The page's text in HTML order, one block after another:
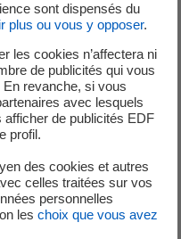
c’est-à-dire isolée du
au diagnostic et
défaut.
des installations, ni sur
radioprotection a été
5 sont actuellement
sont dispensés du
plus ou vous y opposer.
les cookies n’affectera ni
de publicités qui vous
En revanche, si vous
avec lesquels
de publicités EDF
profil.
des cookies et autres
celles traitées sur vos
personnelles
les choix que vous avez